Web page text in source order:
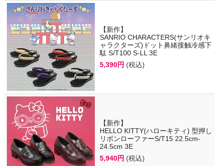
【新作】
SANRIO CHARACTERS(サンリオキ
ャラクターズ)ドット鼻緒接触冷感下
駄 S/T100 S-LL 3E
5,390円 (税込)
【新作】
HELLO KITTY(ハローキティ) 型押し
リボンローファーS/T15 22.5cm-
24.5cm 3E
5,940円 (税込)